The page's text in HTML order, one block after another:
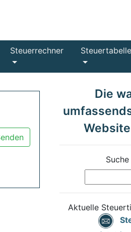
Steuerrechner
Die
Aktuelle